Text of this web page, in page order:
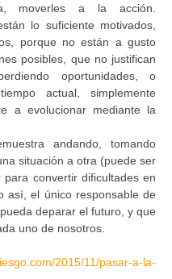
moverles a la acción.
lo suficiente motivados,
porque no están a gusto
posibles, que no justifican
oportunidades, o
actual, simplemente
a evolucionar mediante la
andando, tomando
situación a otra (puede ser
convertir dificultades en
el único responsable de
deparar el futuro, y que
uno de nosotros.
2015/11/pasar-a-la-